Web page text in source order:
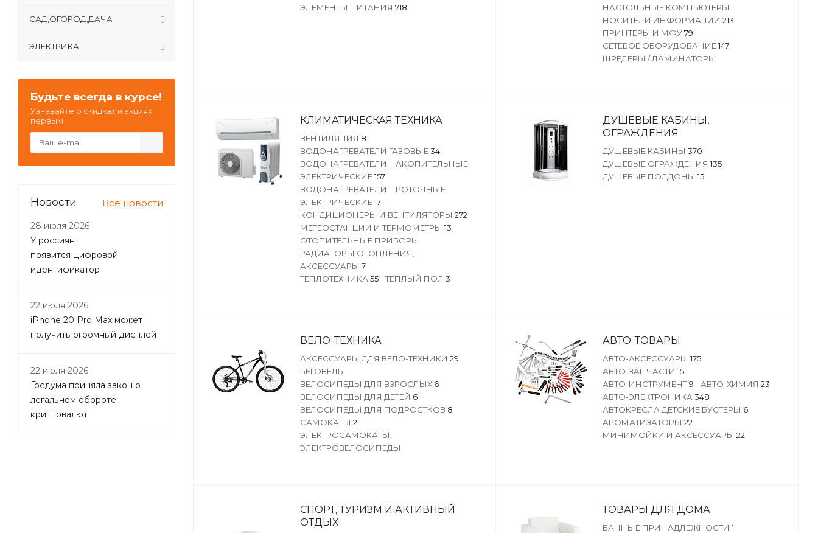
ЭЛЕМЕНТЫ ПИТАНИЯ 718
НАСТОЛЬНЫЕ КОМПЬЮТЕРЫ
НОСИТЕЛИ ИНФОРМАЦИИ 213
ПРИНТЕРЫ И МФУ79
СЕТЕВОЕ ОБОРУДОВАНИЕ147
ШРЕДЕРЫ / ЛАМИНАТОРЫ
КЛИМАТИЧЕСКАЯ ТЕХНИКА
ВЕНТИЛЯЦИЯ 8
ВОДОНАГРЕВАТЕЛИ ГАЗОВЫЕ34
ВОДОНАГРЕВАТЕЛИ НАКОПИТЕЛЬНЫЕ
ЭЛЕКТРИЧЕСКИЕ157
ВОДОНАГРЕВАТЕЛИ ПРОТОЧНЫЕ
ЭЛЕКТРИЧЕСКИЕ17
КОНДИЦИОНЕРЫ И ВЕНТИЛЯТОРЫ 272
МЕТЕОСТАНЦИИ И ТЕРМОМЕТРЫ 13
ОТОПИТЕЛЬНЫЕ ПРИБОРЫ
РАДИАТОРЫ ОТОПЛЕНИЯ,
АКСЕССУАРЫ 7
ТЕПЛОТЕХНИКА 55 ТЕПЛЫЙ ПОЛ 3
ДУШЕВЫЕ КАБИНЫ,
ОГРАЖДЕНИЯ
ДУШЕВЫЕ КАБИНЫ 370
ДУШЕВЫЕ ОГРАЖДЕНИЯ 135
ДУШЕВЫЕ ПОДДОНЫ 15
ВЕЛО-ТЕХНИКА
АКСЕССУАРЫ ДЛЯ ВЕЛО-ТЕХНИКИ 29
БЕГОВЕЛЫ
ВЕЛОСИПЕДЫ ДЛЯ ВЗРОСЛЫХ 6
ВЕЛОСИПЕДЫ ДЛЯ ДЕТЕЙ 6
ВЕЛОСИПЕДЫ ДЛЯ ПОДРОСТКОВ 8
САМОКАТЫ 2
ЭЛЕКТРОСАМОКАТЫ,
ЭЛЕКТРОВЕЛОСИПЕДЫ
АВТО-ТОВАРЫ
АВТО-АКСЕССУАРЫ 175
АВТО-ЗАПЧАСТИ 15
АВТО-ИНСТРУМЕНТ9 АВТО-ХИМИЯ 23
АВТО-ЭЛЕКТРОНИКА 348
АВТОКРЕСЛА ДЕТСКИЕ БУСТЕРЫ 6
АРОМАТИЗАТОРЫ 22
МИНИМОЙКИ И АКСЕССУАРЫ 22
СПОРТ, ТУРИЗМ И АКТИВНЫЙ
ОТДЫХ
ТОВАРЫ ДЛЯ ДОМА
БАННЫЕ ПРИНАДЛЕЖНОСТИ 1
САД,ОГОРОД,ДАЧА
ЭЛЕКТРИКА
Будьте всегда в курсе!
Узнавайте о скидках и акциях
первым
Новости Все новости
28 июля 2026
У россиян
появится цифровой
идентификатор
22 июля 2026
iPhone 20 Pro Max может
получить огромный дисплей
22 июля 2026
Госдума приняла закон о
легальном обороте
криптовалют